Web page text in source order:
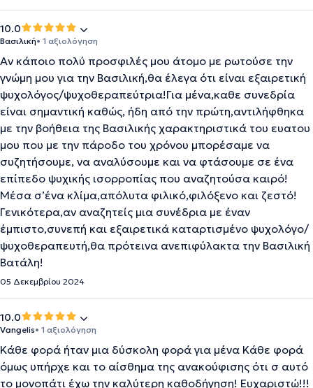
10.0
Βασιλική• 1 αξιολόγηση
Αν κάποιο πολύ προσφιλές μου άτομο με ρωτούσε την
γνώμη μου για την Βασιλική,θα έλεγα ότι είναι εξαιρετική
ψυχολόγος/ψυχοθεραπεύτρια!Για μένα,καθε συνεδρία
είναι σημαντική καθώς, ήδη από την πρώτη,αντιλήφθηκα
με την βοήθεια της Βασιλικής χαρακτηριστικά του ευατου
μου που με την πάροδο του χρόνου μπορέσαμε να
συζητήσουμε, να αναλύσουμε και να φτάσουμε σε ένα
επίπεδο ψυχικής ισορροπίας που αναζητούσα καιρό!
Μέσα σ’ένα κλίμα,απόλυτα φιλικό,φιλόξενο και ζεστό!
Γενικότερα,αν αναζητείς μια συνέδρια με έναν
έμπιστο,συνεπή και εξαιρετικά καταρτισμένο ψυχολόγο/
ψυχοθεραπευτή,θα πρότεινα ανεπιφύλακτα την Βασιλική
Βατάλη!
05 Δεκεμβρίου 2024
10.0
Vangelis• 1 αξιολόγηση
Κάθε φορά ήταν μια δύσκολη φορά για μένα Κάθε φορά
όμως υπήρχε και το αίσθημα της ανακούφισης ότι σ αυτό
το μονοπάτι έχω την καλύτερη καθοδήγηση! Ευχαριστώ!!!